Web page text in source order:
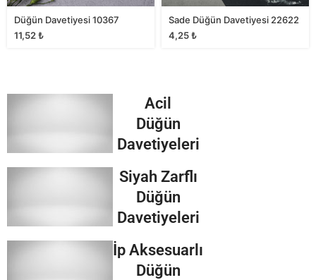
Düğün Davetiyesi 10367
11,52₺
Sade Düğün Davetiyesi 22622
4,25₺
Acil
Düğün
Davetiyeleri
Siyah Zarflı
Düğün
Davetiyeleri
İp Aksesuarlı
Düğün